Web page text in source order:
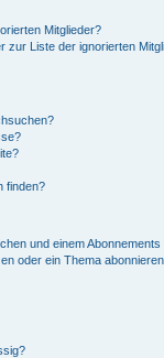
Mitglieder?
zur Liste der ignorierten
finden?
und einem
oder ein Thema